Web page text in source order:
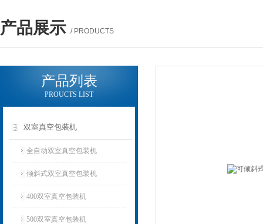
产品展示 / PRODUCTS
产品列表
PROUCTS LIST
双室真空包装机
全自动双室真空包装机
倾斜式双室真空包装机
400双室真空包装机
500双室真空包装机